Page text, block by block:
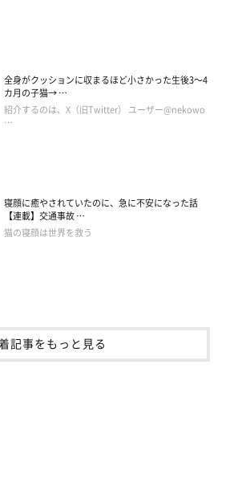
全身がクッションに収まるほど小さかった生後3～4
カ月の子猫→ …
紹介するのは、X（旧Twitter） ユーザー@nekowo
…
寝顔に癒やされていたのに、急に不安になった話
【連載】交通事故 …
猫の寝顔は世界を救う
記事をもっと見る